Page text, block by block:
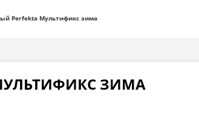
Perfekta Мультификс зима
ЗИМА